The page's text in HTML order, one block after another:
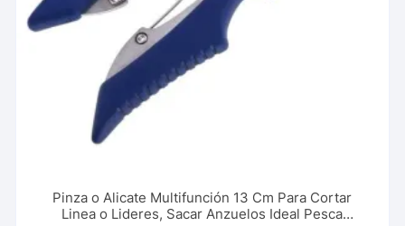
Pinza o Alicate Multifunción 13 Cm Para Cortar
Linea o Lideres, Sacar Anzuelos Ideal Pesca